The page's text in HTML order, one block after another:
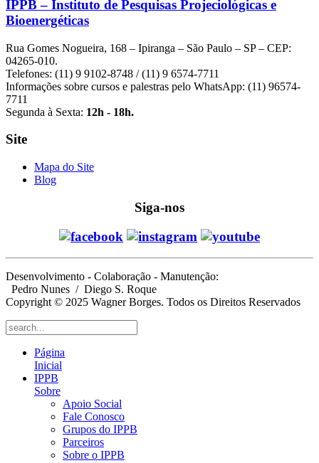
IPPB – Instituto de Pesquisas Projeciológicas e
Bioenergéticas
Rua Gomes Nogueira, 168 – Ipiranga – São Paulo – SP – CEP:
04265-010.
Telefones: (11) 9 9102-8748 / (11) 9 6574-7711
Informações sobre cursos e palestras pelo WhatsApp: (11) 96574-
7711
Segunda à Sexta: 12h - 18h.
Site
Mapa do Site
Blog
Siga-nos
Desenvolvimento - Colaboração - Manutenção:
Pedro Nunes / Diego S. Roque
Copyright © 2025 Wagner Borges. Todos os Direitos Reservados
Página
Inicial
IPPB
Sobre
Apoio Social
Fale Conosco
Grupos do IPPB
Parceiros
Sobre o IPPB